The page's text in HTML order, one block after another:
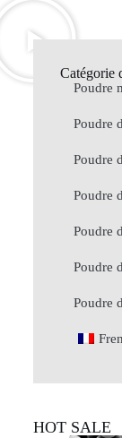
Catégorie
Poudre
Poudre
Poudre
Poudre
Poudre
Poudre
Poudre
HOT SALE